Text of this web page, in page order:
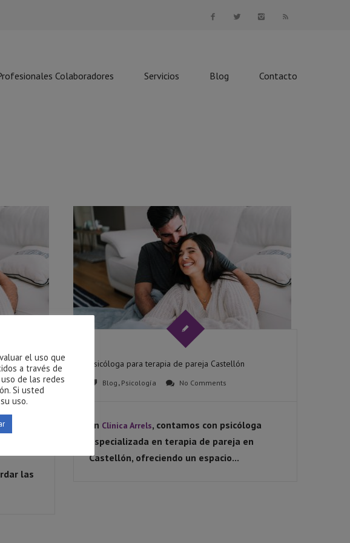
Colaboradores Servicios Blog Contacto
las
Psicóloga para terapia de pareja Castellón
Blog , Psicología No Comments
En Clínica Arrels, contamos con psicóloga
especializada en terapia de pareja en
Castellón, ofreciendo un espacio...
el uso que
a través de
de las redes
Si usted
uso.